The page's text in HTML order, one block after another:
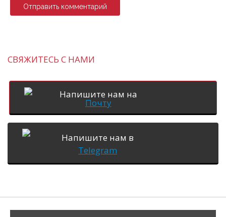
СВЯЖИТЕСЬ С НАМИ
Напишите нам на
Почту
Напишите нам в
Telegram